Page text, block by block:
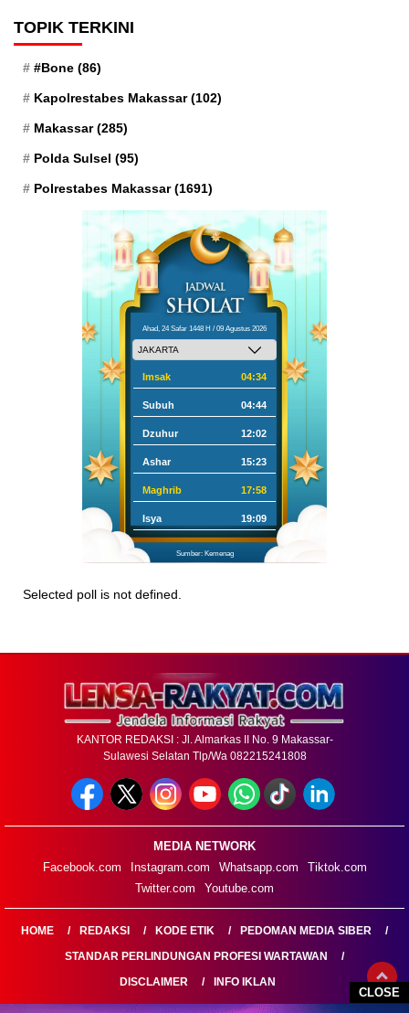
CLOSE
TOPIK TERKINI
#Bone (86)
Kapolrestabes Makassar(102)
Makassar(285)
Polda Sulsel (95)
Polrestabes Makassar(1691)
Ahad, 24 Safar 1448 H / 09 Agustus 2026
Imsak 04:34
Subuh 04:44
Dzuhur 12:02
Ashar 15:23
Maghrib 17:58
Isya 19:09
Sumber: Kemenag
Selected poll is not defined.
KANTOR REDAKSI : Jl. Almarkas II No. 9 Makassar-
Sulawesi Selatan Tlp/Wa 082215241808
MEDIA NETWORK
Facebook.com
Instagram.com Whatsapp.com
Tiktok.com
Twitter.com
Youtube.com
HOME REDAKSI KODE ETIK
PEDOMAN MEDIA SIBER
STANDAR PERLINDUNGAN PROFESI WARTAWAN
DISCLAIMER
INFO IKLAN